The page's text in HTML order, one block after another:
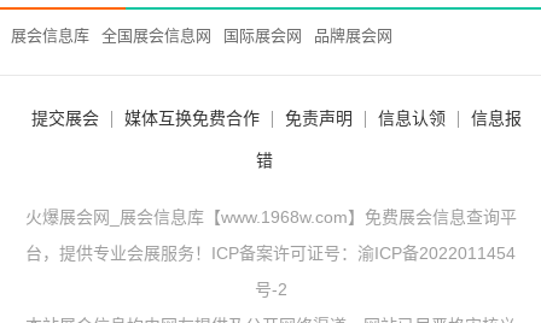
展会信息库 全国展会信息网 国际展会网 品牌展会网
提交展会 媒体互换免费合作 免责声明 信息认领 信息报
错
火爆展会网_展会信息库【www.1968w.com】免费展会信息查询平
台，提供专业会展服务！ICP备案许可证号： 渝ICP备2022011454
号-2